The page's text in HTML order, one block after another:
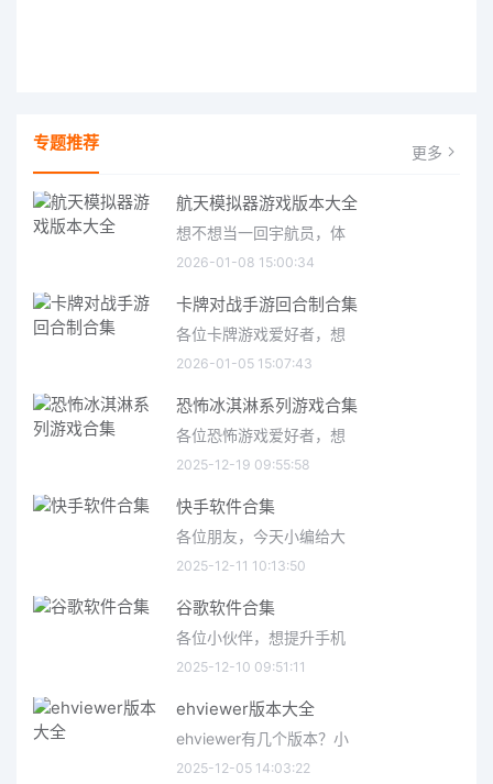
专题推荐 更多
航天模拟器游戏版本大全
想不想当一回宇航员，体
2026-01-08 15:00:34
卡牌对战手游回合制合集
各位卡牌游戏爱好者，想
2026-01-05 15:07:43
恐怖冰淇淋系列游戏合集
各位恐怖游戏爱好者，想
2025-12-19 09:55:58
快手软件合集
各位朋友，今天小编给大
2025-12-11 10:13:50
谷歌软件合集
各位小伙伴，想提升手机
2025-12-10 09:51:11
ehviewer版本大全
ehviewer有几个版本？小
2025-12-05 14:03:22